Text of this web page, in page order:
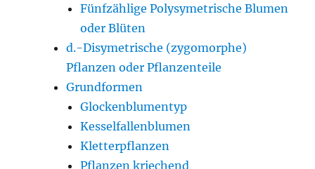
Fünfzählige Polysymetrische Blumen
oder Blüten
d.-Disymetrische (zygomorphe)
Pflanzen oder Pflanzenteile
Grundformen
Glockenblumentyp
Kesselfallenblumen
Kletterpflanzen
Pflanzen kriechend